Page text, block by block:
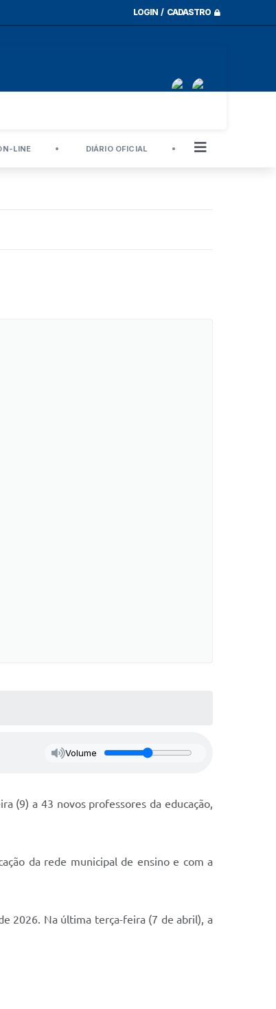
LOGIN / CADASTRO
LINE DIÁRIO OFICIAL
Volume
(9) a 43 novos professores da educação,
da rede municipal de ensino e com a
2026. Na última terça-feira (7 de abril), a